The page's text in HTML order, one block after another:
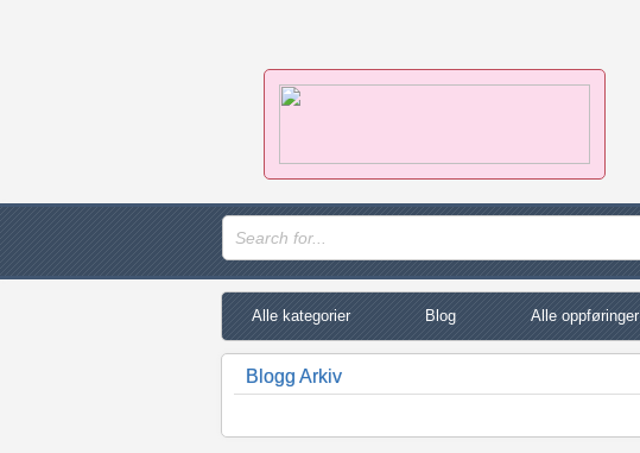
Alle kategorier Blog Alle oppføringer
Blogg Arkiv